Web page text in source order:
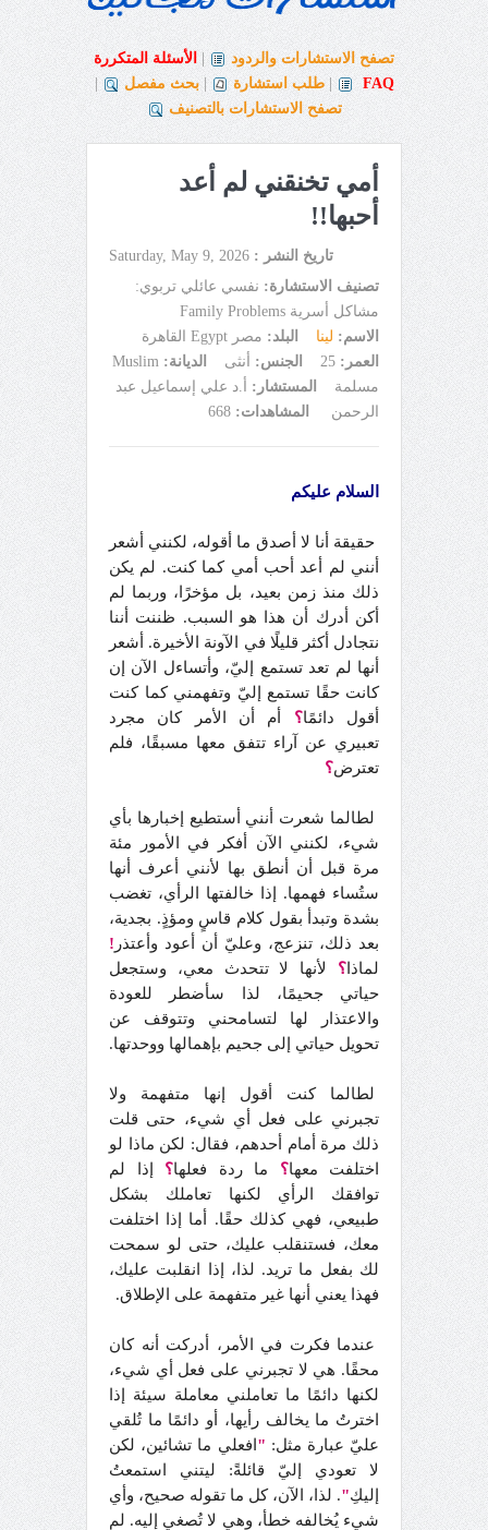
تصفح الاستشارات والردود
الأسئلة المتكررة
FAQ
طلب استشارة بحث مفصل
تصفح الاستشارات بالتصنيف
أمي تخنقني لم أعد
أحبها!!
تاريخ النشر : Saturday, May 9, 2026
تصنيف الاستشارة: نفسي عائلي تربوي:
مشاكل أسرية Family Problems
الاسم: لينا البلد: مصر Egypt القاهرة
العمر: 25 الجنس: أنثى الديانة: Muslim
مسلمة
المستشار:
أ.د علي إسماعيل عبد
الرحمن
المشاهدات: 668
السلام عليكم
حقيقة أنا لا أصدق ما أقوله، لكنني أشعر
أنني لم أعد أحب أمي كما كنت. لم يكن
ذلك منذ زمن بعيد، بل مؤخرًا، وربما لم
أكن أدرك أن هذا هو السبب. ظننت أننا
نتجادل أكثر قليلًا في الآونة الأخيرة. أشعر
أنها لم تعد تستمع إليّ، وأتساءل الآن إن
كانت حقًا تستمع إليّ وتفهمني كما كنت
أقول دائمًا؟ أم أن الأمر كان مجرد
تعبيري عن آراء تتفق معها مسبقًا، فلم
تعترض؟
لطالما شعرت أنني أستطيع إخبارها بأي
شيء، لكنني الآن أفكر في الأمور مئة
مرة قبل أن أنطق بها لأنني أعرف أنها
ستُساء فهمها. إذا خالفتها الرأي، تغضب
بشدة وتبدأ بقول كلام قاسٍ ومؤذٍ. بجدية،
بعد ذلك، تنزعج، وعليّ أن أعود وأعتذر !
لماذا ؟ لأنها لا تتحدث معي، وستجعل
حياتي جحيمًا، لذا سأضطر للعودة
والاعتذار لها لتسامحني وتتوقف عن
تحويل حياتي إلى جحيم بإهمالها ووحدتها.
لطالما كنت أقول إنها متفهمة ولا
تجبرني على فعل أي شيء، حتى قلت
ذلك مرة أمام أحدهم، فقال: لكن ماذا لو
اختلفت معها؟ ما ردة فعلها؟ إذا لم
توافقك الرأي لكنها تعاملك بشكل
طبيعي، فهي كذلك حقًا. أما إذا اختلفت
معك، فستنقلب عليك، حتى لو سمحت
لك بفعل ما تريد. لذا، إذا انقلبت عليك،
فهذا يعني أنها غير متفهمة على الإطلاق.
عندما فكرت في الأمر، أدركت أنه كان
محقًا. هي لا تجبرني على فعل أي شيء،
لكنها دائمًا ما تعاملني معاملة سيئة إذا
اخترتُ ما يخالف رأيها، أو دائمًا ما تُلقي
عليّ عبارة مثل: " افعلي ما تشائين، لكن
لا تعودي إليّ قائلةً: ليتني استمعتُ
إليكِ". لذا، الآن، كل ما تقوله صحيح، وأي
شيء يُخالفه خطأ، وهي لا تُصغي إليه. لم